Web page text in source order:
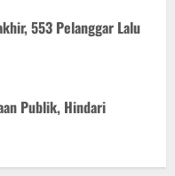
553 Pelanggar Lalu
Publik, Hindari